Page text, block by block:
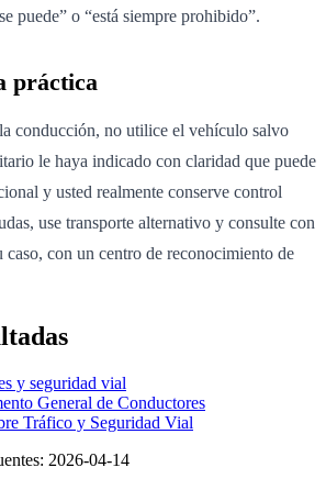
puede” o “está siempre prohibido”.
práctica
conducción, no utilice el vehículo salvo
le haya indicado con claridad que puede
y usted realmente conserve control
use transporte alternativo y consulte con
caso, con un centro de reconocimiento de
y seguridad vial
General de Conductores
Tráfico y Seguridad Vial
2026-04-14